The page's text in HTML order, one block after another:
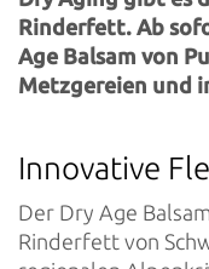
Rinderfett. Ab
Age Balsam von
Metzgereien und
Innovative
Der Dry Age
Rinderfett von